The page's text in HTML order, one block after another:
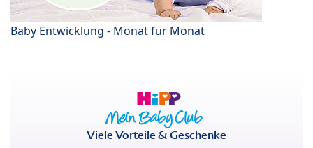
Baby Entwicklung - Monat für Monat
Viele Vorteile & Geschenke